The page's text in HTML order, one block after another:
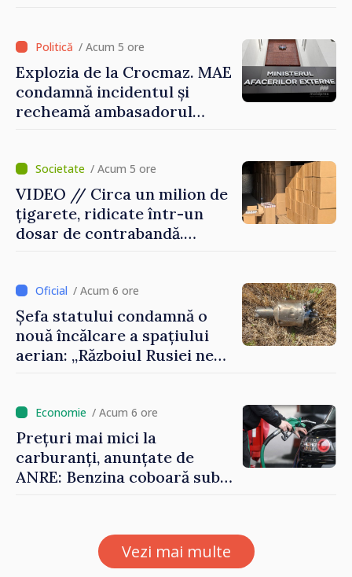
sigure, regulate și
accesibile”
/ Acum 5 ore
Explozia de la Crocmaz. MAE
condamnă incidentul și
recheamă ambasadorul
/ Acum 5 ore
VIDEO // Circa un milion de
țigarete, ridicate într-un
dosar de contrabandă.
/ Acum 6 ore
Șefa statului condamnă o
nouă încălcare a spațiului
aerian: „Războiul Rusiei ne
/ Acum 6 ore
Prețuri mai mici la
carburanți, anunțate de
ANRE: Benzina coboară sub
Vezi mai multe